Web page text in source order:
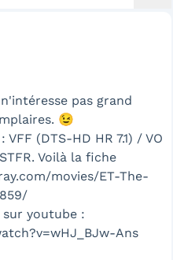
pas grand
😉
(DTS-HD HR 7.1) / VO
Voilà la fiche
movies/ET-The-
youtube :
Ans